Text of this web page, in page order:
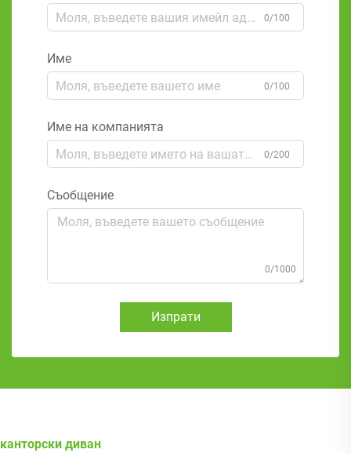
0/100
Име
0/100
Име на компанията
0/200
Съобщение
0/1000
Изпрати
канторски диван